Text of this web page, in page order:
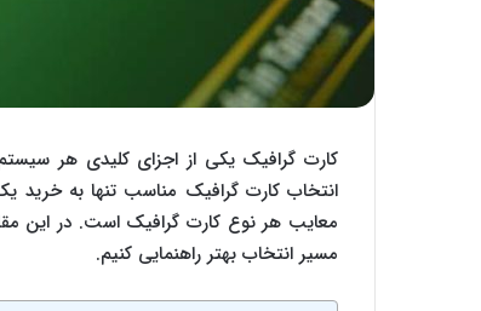
کارت گرافیک یکی از اجزای کلیدی هر
انتخاب کارت گرافیک مناسب تنها به خرید
معایب هر نوع کارت گرافیک است. در این
مسیر انتخاب بهتر راهنمایی کنیم.